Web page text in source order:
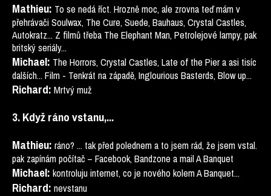
Mathieu: To se nedá říct. Hrozně moc, ale zrovna teď mám v
přehrávači Soulwax, The Cure, Suede, Bauhaus, Crystal Castles,
Autokratz... Z filmů třeba The Elephant Man, Petrolejové lampy, pak
britský seriály...
Michael: The Horrors, Crystal Castles, Late of the Pier a asi tisíc
dalších... Film - Tenkrát na západě, Inglourious Basterds, Blow up...
Richard: Mrtvý muž
3. Když ráno vstanu,...
Mathieu: ráno? ... tak před polednem a to jsem rád, že jsem vstal.
pak zapínám počítač – Facebook, Bandzone a mail A Banquet
Michael: kontroluju internet, co je nového kolem A Banquet...
Richard: nevstanu